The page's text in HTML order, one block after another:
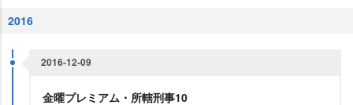
2016
2016-12-09
金曜プレミアム・所轄刑事10